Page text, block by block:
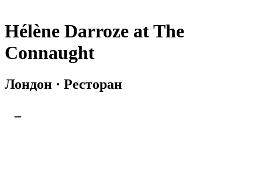
Hélène Darroze at The
Connaught
Лондон · Ресторан